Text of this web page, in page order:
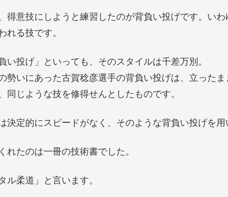
得意技にしようと練習したのが背負い投げです。い
れる技です。
い投げ」といっても、そのスタイルは千差万別。
勢いにあった古賀稔彦選手の背負い投げは、立った
同じような技を修得せんとしたものです。
決定的にスピードがなく、そのような背負い投げを用
れたのは一冊の技術書でした。
ル柔道」と言います。